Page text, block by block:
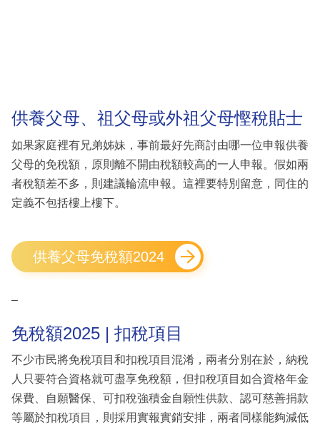
供養父母、祖父母或外祖父母慳稅貼士
如果家庭裡有兄弟姊妹，事前最好先商討由哪一位申報供養
父母的免稅額，原則離不開由稅額較高的一人申報。假如兩
者稅額差不多，則建議輪流申報。這裡要特別留意，同住的
定義不包括樓上樓下。
供養父母免稅額2024
–
免稅額2025 | 扣稅項目
不少市民將免稅項目和扣稅項目混淆，兩者分別在於，納稅
人只要符合資格就可盡享免稅額，但扣稅項目如合資格年金
保費、自願醫保、可扣稅強積金自願性供款、認可慈善捐款
等屬於扣稅項目，則採用實報實銷安排，兩者同樣能夠減低